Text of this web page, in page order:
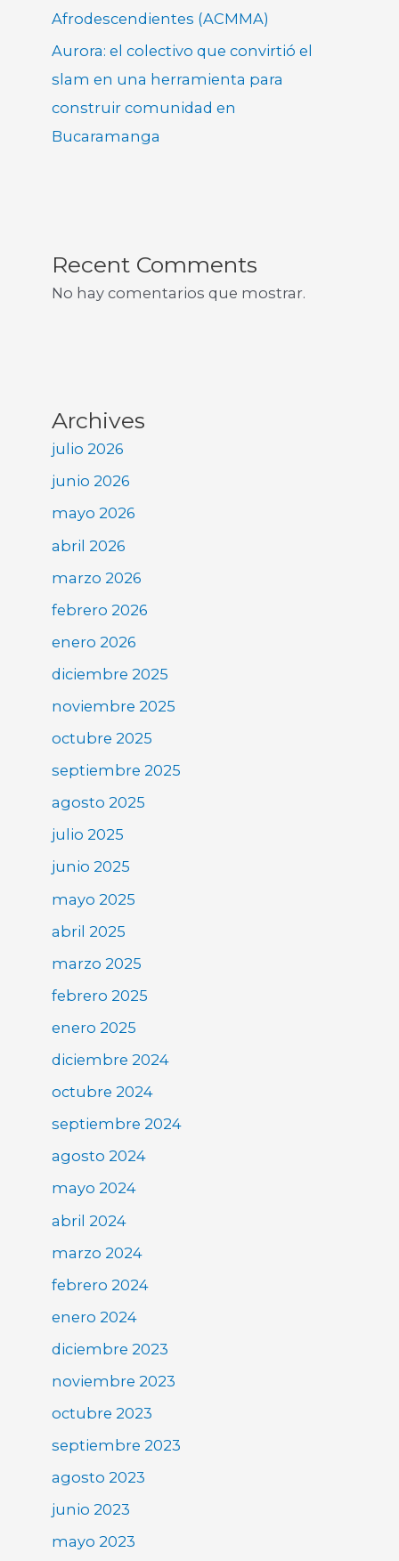
Afrodescendientes (ACMMA)
Aurora: el colectivo que convirtió el
slam en una herramienta para
construir comunidad en
Bucaramanga
Recent Comments
No hay comentarios que mostrar.
Archives
julio 2026
junio 2026
mayo 2026
abril 2026
marzo 2026
febrero 2026
enero 2026
diciembre 2025
noviembre 2025
octubre 2025
septiembre 2025
agosto 2025
julio 2025
junio 2025
mayo 2025
abril 2025
marzo 2025
febrero 2025
enero 2025
diciembre 2024
octubre 2024
septiembre 2024
agosto 2024
mayo 2024
abril 2024
marzo 2024
febrero 2024
enero 2024
diciembre 2023
noviembre 2023
octubre 2023
septiembre 2023
agosto 2023
junio 2023
mayo 2023